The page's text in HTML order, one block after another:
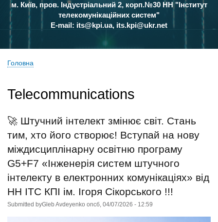
м. Київ, пров. Індустріальний 2, корп.№30 НН "Інститут
телекомунікаційних систем"
E-mail: its@kpi.ua, its.kpi@ukr.net
Головна
Telecommunications
🚀 Штучний інтелект змінює світ. Стань
тим, хто його створює! Вступай на нову
міждисциплінарну освітню програму
G5+F7 «Інженерія систем штучного
інтелекту в електронних комунікаціях» від
НН ІТС КПІ ім. Ігоря Сікорського !!!
Submitted byGleb Avdeyenko onсб, 04/07/2026 - 12:59